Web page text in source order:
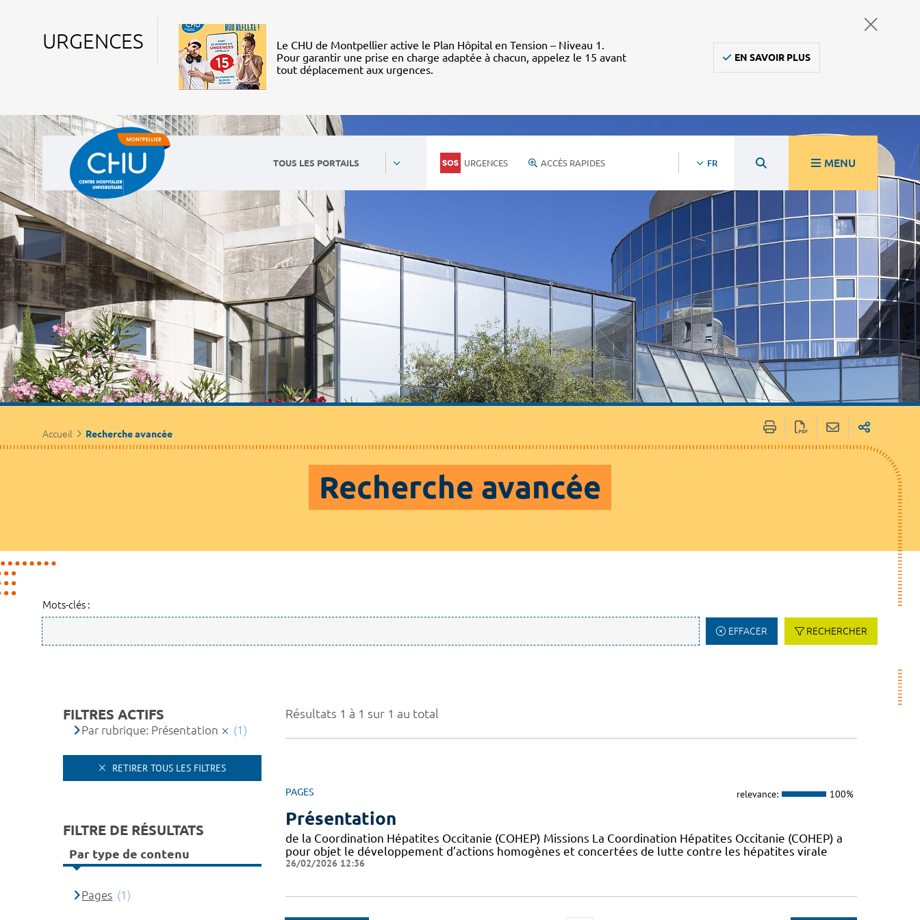
URGENCES
Le CHU de Montpellier active le Plan Hôpital en Tension – Niveau 1.
Pour garantir une prise en charge adaptée à chacun, appelez le 15 avant
tout déplacement aux urgences.
EN SAVOIR PLUS
TOUS LES PORTAILS URGENCES ACCÈS RAPIDES FR MENU
Accueil Recherche avancée
Recherche avancée
Mots-clés :
EFFACER RECHERCHER
Résultats 1 à 1 sur 1 au total
PAGES relevance: 100%
Présentation
de la Coordination Hépatites Occitanie (COHEP) Missions La Coordination Hépatites Occitanie (COHEP) a
pour objet le développement d’actions homogènes et concertées de lutte contre les hépatites virale
26/02/2026 12:36
FILTRES ACTIFS
Par rubrique: Présentation (1)
RETIRER TOUS LES FILTRES
FILTRE DE RÉSULTATS
Par type de contenu
Pages (1)